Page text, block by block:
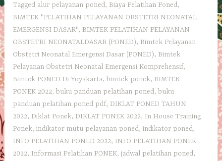
Tagged alur pelayanan poned, Biaya Pelatihan Poned,
BIMTEK "PELATIHAN PELAYANAN OBSTETRI NEONATAL
EMERGENSI DASAR", BIMTEK PELATIHAN PELAYANAN
OBSTETRI NEONATALDASAR (PONED), Bimtek Pelayanan
Obstetri Neonatal Emergensi Dasar (PONED), Bimtek
Pelayanan Obstetri Neonatal Emergensi Komprehensif,
Bimtek PONED Di Yoyakarta, bimtek ponek, BIMTEK
PONEK 2022, buku panduan pelatihan poned, buku
panduan pelatihan poned pdf,DIKLAT PONED TAHUN
2022,Diklat Ponek,DIKLAT PONEK 2022, In House Training
Ponek,indikator mutu pelayanan poned,indikator poned,
INFO PELATIHAN PONED 2022, INFO PELATIHAN PONEK
2022, Informasi Pelatihan PONEK,jadwal pelatihan poned,